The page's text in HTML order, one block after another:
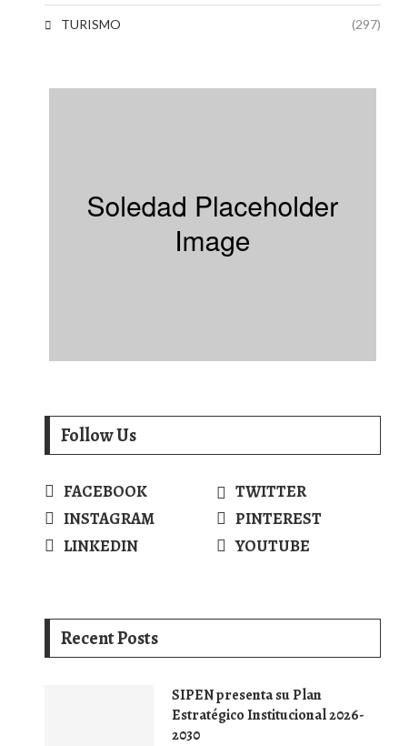
TURISMO (297)
Follow Us
FACEBOOK
TWITTER
INSTAGRAM
PINTEREST
LINKEDIN
YOUTUBE
Recent Posts
SIPEN presenta su Plan
Estratégico Institucional 2026-
2030